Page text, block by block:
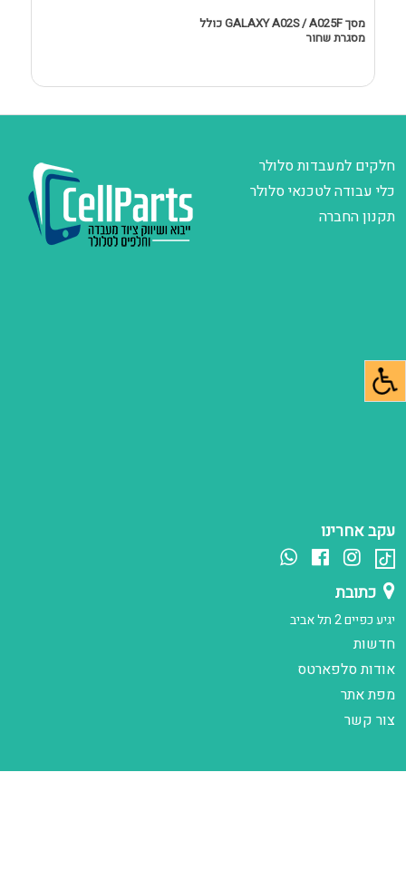
מסך GALAXY A02S / A025F כולל
מסגרת שחור
עקב אחרינו
כתובת
יגיע כפיים 2 תל אביב
חדשות
אודות סלפארטס
מפת אתר
צור קשר
חלקים למעבדות סלולר
כלי עבודה לטכנאי סלולר
תקנון החברה